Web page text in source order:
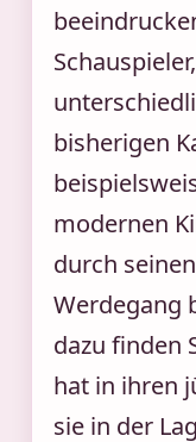
bisherigen
modernen
durch
Werdegang
dazu finden
hat in ihren
sie in der